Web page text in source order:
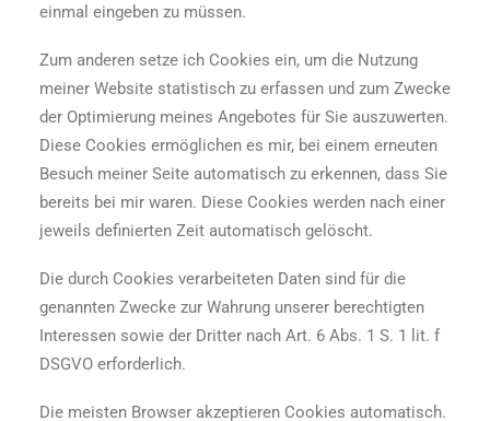
einmal eingeben zu müssen.
Zum anderen setze ich Cookies ein, um die Nutzung
meiner Website statistisch zu erfassen und zum Zwecke
der Optimierung meines Angebotes für Sie auszuwerten.
Diese Cookies ermöglichen es mir, bei einem erneuten
Besuch meiner Seite automatisch zu erkennen, dass Sie
bereits bei mir waren. Diese Cookies werden nach einer
jeweils definierten Zeit automatisch gelöscht.
Die durch Cookies verarbeiteten Daten sind für die
genannten Zwecke zur Wahrung unserer berechtigten
Interessen sowie der Dritter nach Art. 6 Abs. 1 S. 1 lit. f
DSGVO erforderlich.
Die meisten Browser akzeptieren Cookies automatisch.